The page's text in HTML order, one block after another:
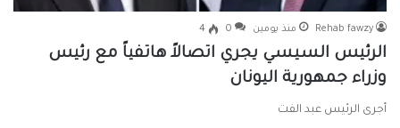
Rehab fawzy منذ يومين 0
4
الرئيس السيسي يجري اتصالاً هاتفياً مع رئيس
وزراء جمهورية اليونان
أجرى الرئيس عبد الفت